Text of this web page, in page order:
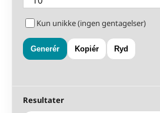
Kun unikke (ingen gentagelser)
Generér Kopiér Ryd
Resultater